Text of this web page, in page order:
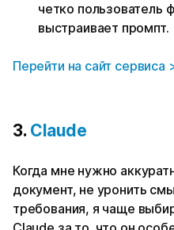
четко пользователь
выстраивает промпт.
Перейти на сайт сервиса
3. Claude
Когда мне нужно
документ, не уронить
требования, я чаще